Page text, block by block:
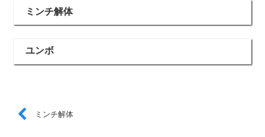
ミンチ解体
ユンボ
ミンチ解体